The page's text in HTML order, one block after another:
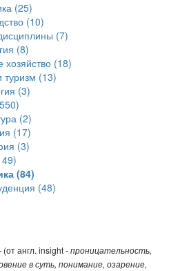
(25)
(10)
(7)
(8)
хозяйство (18)
туризм (13)
(3)
(2)
(17)
(3)
(84)
(48)
англ. insight -проницательность,
в суть, понимание, озарение,